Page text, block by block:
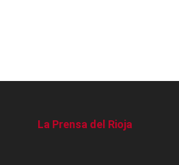
La Prensa del Rioja